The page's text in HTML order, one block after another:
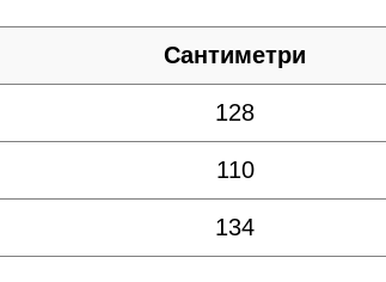
Сантиметри
128
110
134